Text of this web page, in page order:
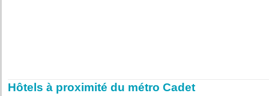
Hôtels à proximité du métro Cadet